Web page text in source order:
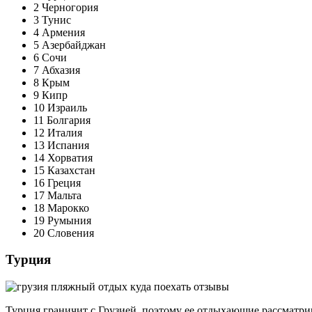
2 Черногория
3 Тунис
4 Армения
5 Азербайджан
6 Сочи
7 Абхазия
8 Крым
9 Кипр
10 Израиль
11 Болгария
12 Италия
13 Испания
14 Хорватия
15 Казахстан
16 Греция
17 Мальта
18 Марокко
19 Румыния
20 Словения
Турция